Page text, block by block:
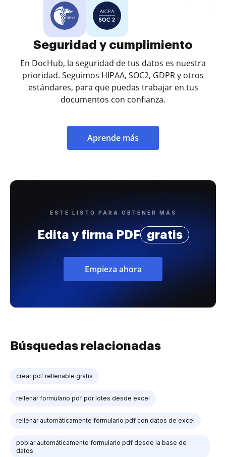
Seguridad y cumplimiento
En DocHub, la seguridad de tus datos es nuestra
prioridad. Seguimos HIPAA, SOC2, GDPR y otros
estándares, para que puedas trabajar en tus
documentos con confianza.
Aprende más
ESTÉ LISTO PARA OBTENER MÁS
Edita y firma PDF gratis
Empieza ahora
Búsquedas relacionadas
crear pdf rellenable gratis
rellenar formulario pdf por lotes desde excel
rellenar automáticamente formulario pdf con datos de excel
poblar automáticamente formulario pdf desde la base de
datos